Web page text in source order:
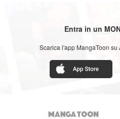
Entra in un
Scarica l'app MangaToon
